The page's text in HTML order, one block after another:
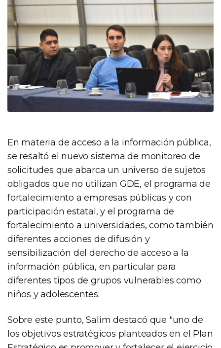
En materia de acceso a la información pública,
se resaltó el nuevo sistema de monitoreo de
solicitudes que abarca un universo de sujetos
obligados que no utilizan GDE, el programa de
fortalecimiento a empresas públicas y con
participación estatal, y el programa de
fortalecimiento a universidades, como también
diferentes acciones de difusión y
sensibilización del derecho de acceso a la
información pública, en particular para
diferentes tipos de grupos vulnerables como
niños y adolescentes.
Sobre este punto, Salim destacó que "uno de
los objetivos estratégicos planteados en el Plan